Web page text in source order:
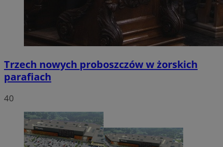
Trzech nowych proboszczów w żorskich
parafiach
40